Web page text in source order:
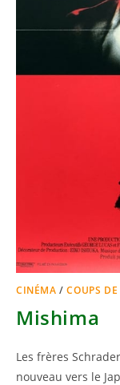
CINÉMA /COUPS
Mishima
Les frères
nouveau vers le